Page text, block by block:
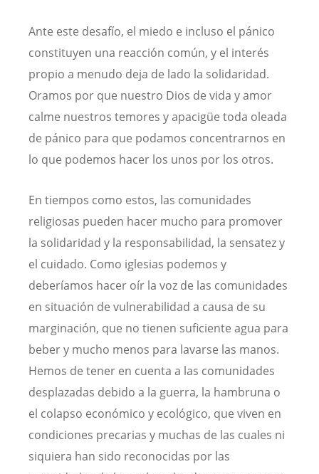
Ante este desafío, el miedo e incluso el pánico
constituyen una reacción común, y el interés
propio a menudo deja de lado la solidaridad.
Oramos por que nuestro Dios de vida y amor
calme nuestros temores y apacigüe toda oleada
de pánico para que podamos concentrarnos en
lo que podemos hacer los unos por los otros.
En tiempos como estos, las comunidades
religiosas pueden hacer mucho para promover
la solidaridad y la responsabilidad, la sensatez y
el cuidado. Como iglesias podemos y
deberíamos hacer oír la voz de las comunidades
en situación de vulnerabilidad a causa de su
marginación, que no tienen suficiente agua para
beber y mucho menos para lavarse las manos.
Hemos de tener en cuenta a las comunidades
desplazadas debido a la guerra, la hambruna o
el colapso económico y ecológico, que viven en
condiciones precarias y muchas de las cuales ni
siquiera han sido reconocidas por las